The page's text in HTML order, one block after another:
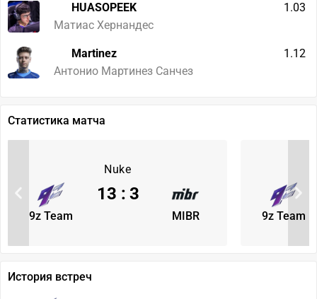
HUASOPEEK
Матиас Хернандес
1.03
Martinez
Антонио Мартинез Санчез
1.12
Статистика матча
Nuke
9z Team MIBR
13 : 3
9z Team
История встреч